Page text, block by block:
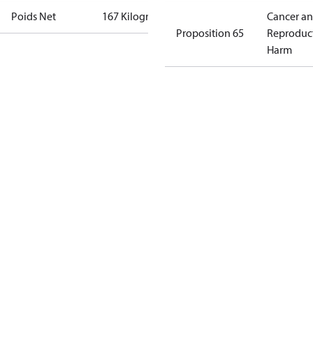
Poids Net 167 Kilogram
Proposition 65
Cancer
Harm